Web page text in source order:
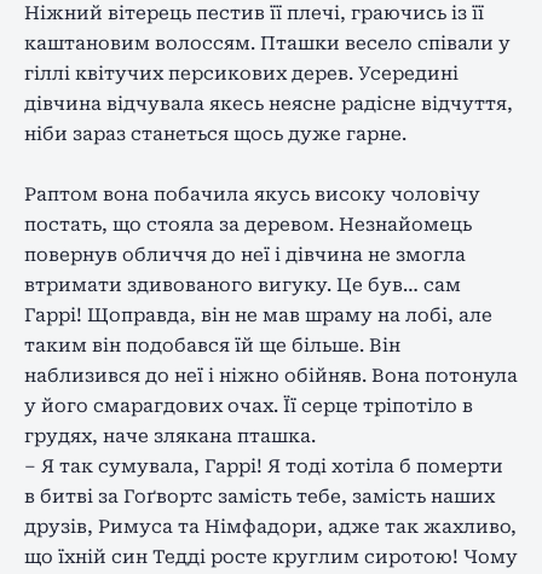
Ніжний вітерець пестив її плечі, граючись із її
каштановим волоссям. Пташки весело співали у
гіллі квітучих персикових дерев. Усередині
дівчина відчувала якесь неясне радісне відчуття,
ніби зараз станеться щось дуже гарне.
Раптом вона побачила якусь високу чоловічу
постать, що стояла за деревом. Незнайомець
повернув обличчя до неї і дівчина не змогла
втримати здивованого вигуку. Це був… сам
Гаррі! Щоправда, він не мав шраму на лобі, але
таким він подобався їй ще більше. Він
наблизився до неї і ніжно обійняв. Вона потонула
у його смарагдових очах. Її серце тріпотіло в
грудях, наче злякана пташка.
– Я так сумувала, Гаррі! Я тоді хотіла б померти
в битві за Гоґвортс замість тебе, замість наших
друзів, Римуса та Німфадори, адже так жахливо,
що їхній син Тедді росте круглим сиротою! Чому